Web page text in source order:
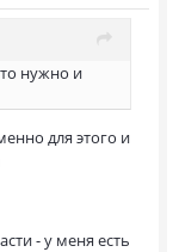
нужно и
для этого и
- у меня есть